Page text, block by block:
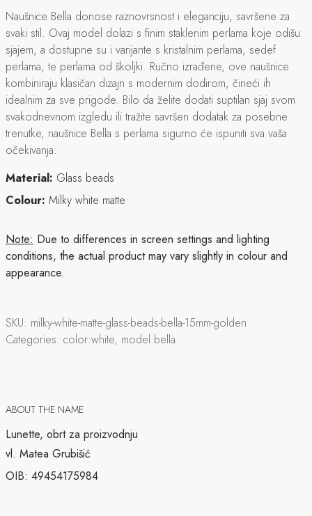
Naušnice Bella donose raznovrsnost i eleganciju, savršene za
svaki stil. Ovaj model dolazi s finim staklenim perlama koje odišu
sjajem, a dostupne su i varijante s kristalnim perlama, sedef
perlama, te perlama od školjki. Ručno izrađene, ove naušnice
kombiniraju klasičan dizajn s modernim dodirom, čineći ih
idealnim za sve prigode. Bilo da želite dodati suptilan sjaj svom
svakodnevnom izgledu ili tražite savršen dodatak za posebne
trenutke, naušnice Bella s perlama sigurno će ispuniti sva vaša
očekivanja.
Material: Glass beads
Colour: Milky white matte
Note: Due to differences in screen settings and lighting
conditions, the actual product may vary slightly in colour and
appearance.
SKU: milky-white-matte-glass-beads-bella-15mm-golden
Categories: color:white, model:bella
ABOUT THE NAME
Lunette, obrt za proizvodnju
vl. Matea Grubišić
OIB: 49454175984